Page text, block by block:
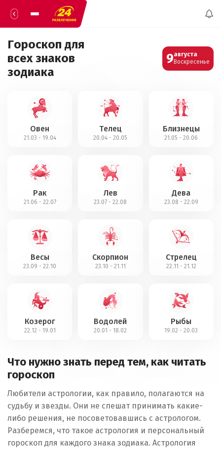
Гороскоп для
всех знаков
зодиака
9августа
Воскресенье
Овен
21.03 - 19.04
Телец
20.04 - 20.05
Близнецы
21.05 - 20.06
Рак
21.06 - 22.07
Лев
23.07 - 22.08
Дева
23.08 - 22.09
Весы
23.09 - 22.10
Скорпион
23.10 - 21.11
Стрелец
22.11 - 21.12
Козерог
22.12 - 19.01
Водолей
20.01 - 18.02
Рыбы
19.02 - 20.03
Что нужно знать перед тем, как читать
гороскоп
Любители астрологии, как правило, полагаются на
судьбу и звезды. Они не спешат принимать какие-
либо решения, не посоветовавшись с астрологом.
Разберемся, что такое астрология и персональный
гороскоп для каждого знака зодиака. Астрология